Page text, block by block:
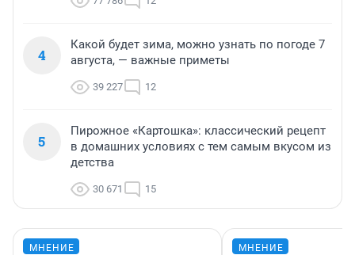
4
Какой будет зима, можно узнать по погоде 7
августа, — важные приметы
39 227 12
5
Пирожное «Картошка»: классический рецепт
в домашних условиях с тем самым вкусом из
детства
30 671 15
МНЕНИЕ МНЕНИЕ